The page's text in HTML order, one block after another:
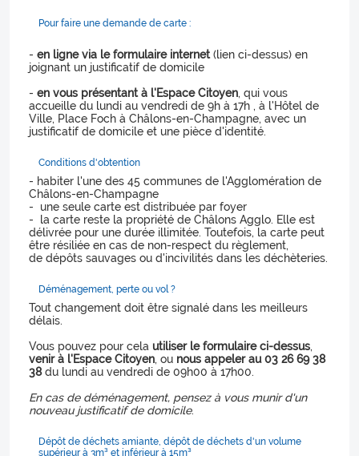
Pour faire une demande de carte :
- en ligne via le formulaire internet(lien ci-dessus) en
joignant un justificatif de domicile
- en vous présentantà l'Espace Citoyen, qui vous
accueille du lundi au vendredi de 9h à 17h , à l'Hôtel de
Ville, Place Foch à Châlons-en-Champagne, avec un
justificatif de domicile et une pièce d'identité.
Conditions d'obtention
- habiter l'une des 45 communes de l'Agglomération de
Châlons-en-Champagne
- une seule carte est distribuée par foyer
- la carte reste la propriété de Châlons Agglo. Elle est
délivrée pour une durée illimitée. Toutefois, la carte peut
être résiliée en cas de non-respect du règlement,
de dépôts sauvages ou d'incivilités dans les déchèteries.
Déménagement, perte ou vol ?
Tout changement doit être signalé dans les meilleurs
délais.
Vous pouvez pour cela utiliser le formulaire ci-dessus,
venir à l'Espace Citoyen, ou nous appeler au 03 26 69 38
38du lundi au vendredi de 09h00 à 17h00.
En cas de déménagement, pensez à vous munir d'un
nouveau justificatif de domicile.
Dépôt de déchets amiante, dépôt de déchets d'un volume
supérieur à 3m³ et inférieur à 15m³